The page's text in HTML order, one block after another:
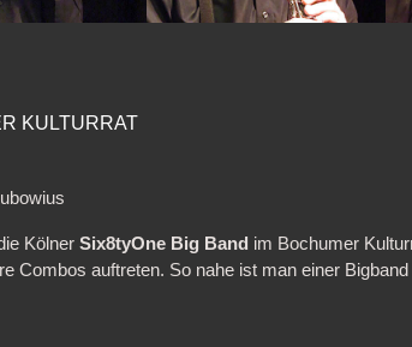
KULTURRAT
KölnerSix8tyOne Big Band im Bochumer
Combos auftreten. So nahe ist man einer Bigband